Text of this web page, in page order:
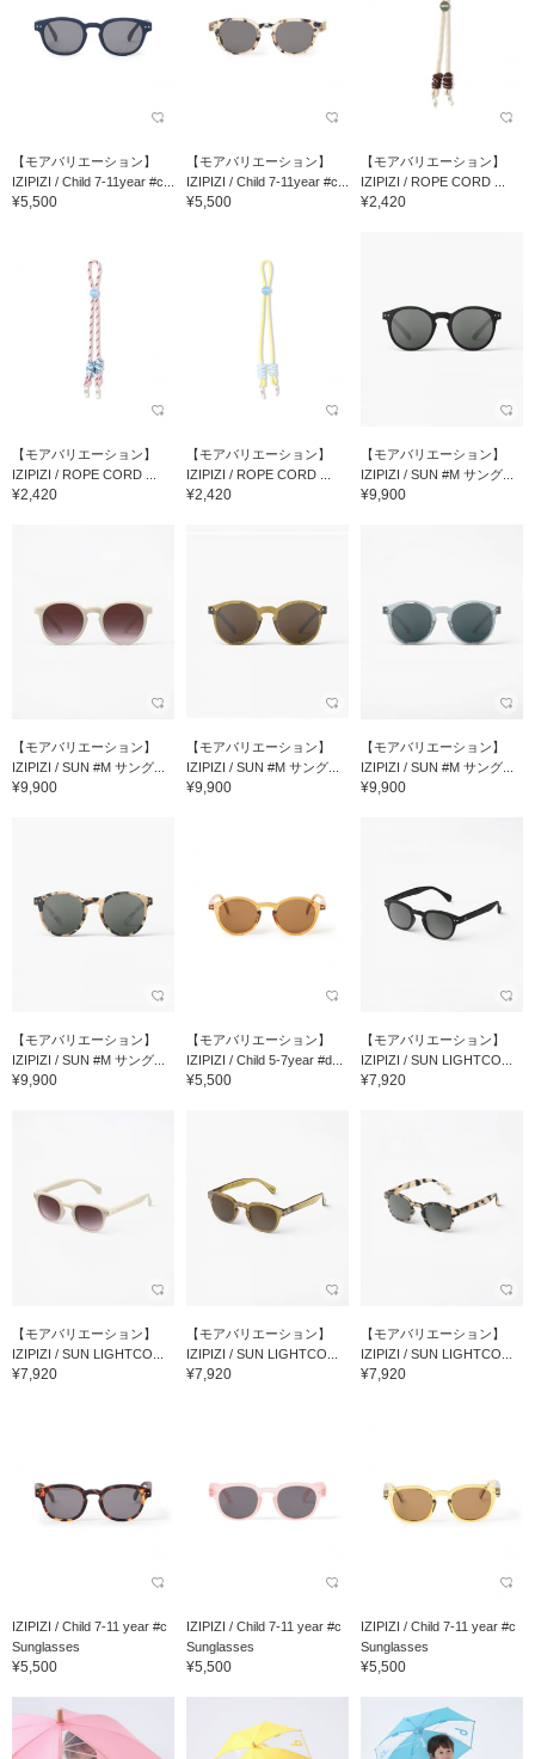
【モアバリエーション】
IZIPIZI / Child 7-11year #c...
¥5,500
【モアバリエーション】
IZIPIZI / Child 7-11year #c...
¥5,500
【モアバリエーション】
IZIPIZI / ROPE CORD ...
¥2,420
【モアバリエーション】
IZIPIZI / ROPE CORD ...
¥2,420
【モアバリエーション】
IZIPIZI / ROPE CORD ...
¥2,420
【モアバリエーション】
IZIPIZI / SUN #M サング...
¥9,900
【モアバリエーション】
IZIPIZI / SUN #M サング...
¥9,900
【モアバリエーション】
IZIPIZI / SUN #M サング...
¥9,900
【モアバリエーション】
IZIPIZI / SUN #M サング...
¥9,900
【モアバリエーション】
IZIPIZI / SUN #M サング...
¥9,900
【モアバリエーション】
IZIPIZI / Child 5-7year #d...
¥5,500
【モアバリエーション】
IZIPIZI / SUN LIGHTCO...
¥7,920
【モアバリエーション】
IZIPIZI / SUN LIGHTCO...
¥7,920
【モアバリエーション】
IZIPIZI / SUN LIGHTCO...
¥7,920
【モアバリエーション】
IZIPIZI / SUN LIGHTCO...
¥7,920
IZIPIZI / Child 7-11 year #c
Sunglasses
¥5,500
IZIPIZI / Child 7-11 year #c
Sunglasses
¥5,500
IZIPIZI / Child 7-11 year #c
Sunglasses
¥5,500